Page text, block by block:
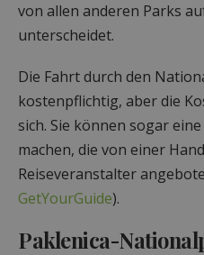
von allen anderen Parks
unterscheidet.
Die Fahrt durch den
kostenpflichtig, aber die
sich. Sie können sogar
machen, die von einer
Reiseveranstalter
GetYourGuide).
Paklenica-